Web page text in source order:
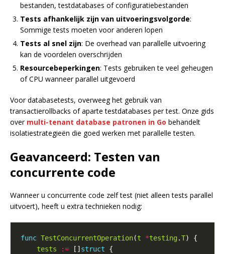
bestanden, testdatabases of configuratiebestanden
Tests afhankelijk zijn van uitvoeringsvolgorde:
Sommige tests moeten voor anderen lopen
Tests al snel zijn: De overhead van parallelle uitvoering
kan de voordelen overschrijden
Resourcebeperkingen: Tests gebruiken te veel geheugen
of CPU wanneer parallel uitgevoerd
Voor databasetests, overweeg het gebruik van
transactierollbacks of aparte testdatabases per test. Onze gids
over multi-tenant database patronen in Go behandelt
isolatiestrategieën die goed werken met parallelle testen.
Geavanceerd: Testen van
concurrente code
Wanneer u concurrente code zelf test (niet alleen tests parallel
uitvoert), heeft u extra technieken nodig:
func TestConcurrentOperation(t *testing.T
tests
:= [] struct